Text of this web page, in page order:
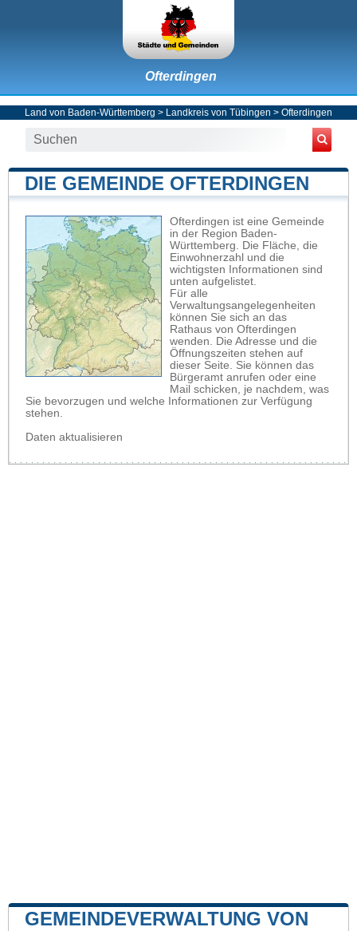
Ofterdingen
Land von Baden-Württemberg > Landkreis von Tübingen > Ofterdingen
DIE GEMEINDE OFTERDINGEN
Ofterdingen ist eine Gemeinde
in der Region Baden-
Württemberg. Die Fläche, die
Einwohnerzahl und die
wichtigsten Informationen sind
unten aufgelistet.
Für alle
Verwaltungsangelegenheiten
können Sie sich an das
Rathaus von Ofterdingen
wenden. Die Adresse und die
Öffnungszeiten stehen auf
dieser Seite. Sie können das
Bürgeramt anrufen oder eine
Mail schicken, je nachdem, was
Sie bevorzugen und welche Informationen zur Verfügung
stehen.
Daten aktualisieren
GEMEINDEVERWALTUNG VON